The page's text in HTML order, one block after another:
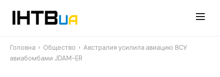
Головна › Общество › Австралия усилила авиацию ВСУ
авиабомбами JDAM-ER